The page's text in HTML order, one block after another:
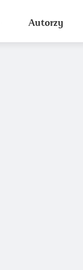
Autorzy